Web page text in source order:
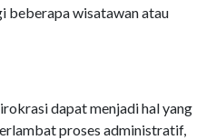
beberapa wisatawan atau
dapat menjadi hal yang
proses administratif,